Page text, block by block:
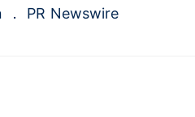
PR Newswire